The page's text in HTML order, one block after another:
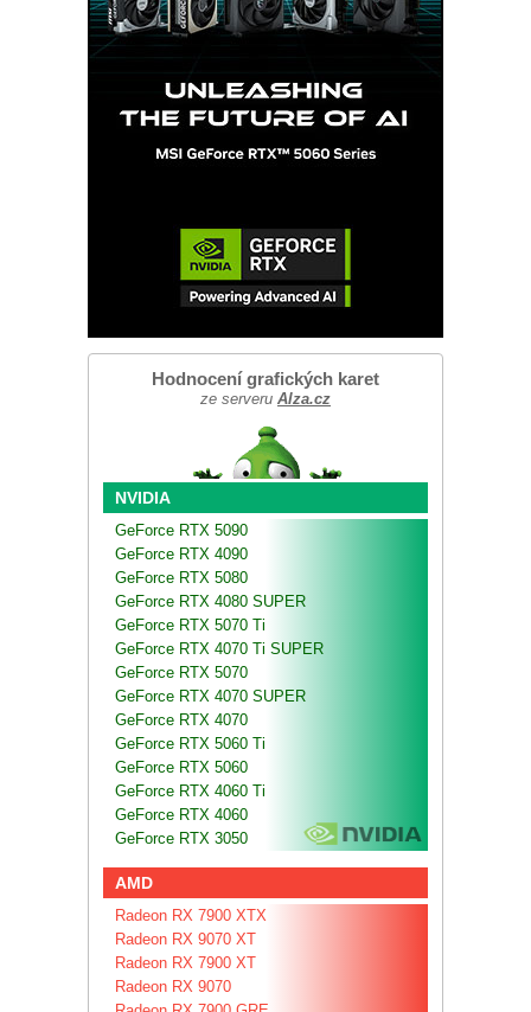
Hodnocení grafických karet
ze serveru Alza.cz
NVIDIA
GeForce RTX 5090
GeForce RTX 4090
GeForce RTX 5080
GeForce RTX 4080 SUPER
GeForce RTX 5070 Ti
GeForce RTX 4070 Ti SUPER
GeForce RTX 5070
GeForce RTX 4070 SUPER
GeForce RTX 4070
GeForce RTX 5060 Ti
GeForce RTX 5060
GeForce RTX 4060 Ti
GeForce RTX 4060
GeForce RTX 3050
AMD
Radeon RX 7900 XTX
Radeon RX 9070 XT
Radeon RX 7900 XT
Radeon RX 9070